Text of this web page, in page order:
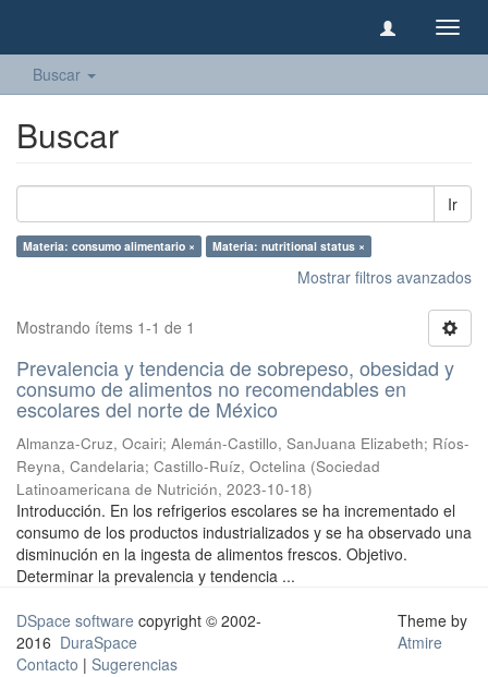
Buscar
Buscar
Ir
Materia: consumo alimentario × Materia: nutritional status ×
Mostrar filtros avanzados
Mostrando ítems 1-1 de 1
Prevalencia y tendencia de sobrepeso, obesidad y
consumo de alimentos no recomendables en
escolares del norte de México
Almanza-Cruz, Ocairi; Alemán-Castillo, SanJuana Elizabeth; Ríos-
Reyna, Candelaria; Castillo-Ruíz, Octelina (Sociedad
Latinoamericana de Nutrición, 2023-10-18)
Introducción. En los refrigerios escolares se ha incrementado el
consumo de los productos industrializados y se ha observado una
disminución en la ingesta de alimentos frescos. Objetivo.
Determinar la prevalencia y tendencia ...
DSpace software copyright © 2002-
2016 DuraSpace
Contacto | Sugerencias
Theme by
Atmire